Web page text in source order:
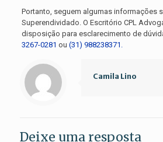
Portanto, seguem algumas informações
Superendividado. O Escritório CPL
disposição para esclarecimento de
3267-0281 ou(31) 988238371.
Camila Lino
Deixe uma resposta